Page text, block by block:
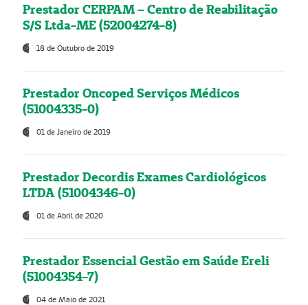
Prestador CERPAM – Centro de Reabilitação
S/S Ltda-ME (52004274-8)
18 de Outubro de 2019
Prestador Oncoped Serviços Médicos
(51004335-0)
01 de Janeiro de 2019
Prestador Decordis Exames Cardiológicos
LTDA (51004346-0)
01 de Abril de 2020
Prestador Essencial Gestão em Saúde Ereli
(51004354-7)
04 de Maio de 2021